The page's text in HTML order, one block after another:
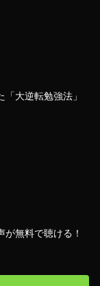
大逆転勉強法」
無料で聴ける！